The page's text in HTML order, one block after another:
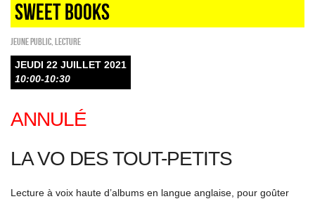
Sweet Books
Jeune public Lecture
JEUDI 22 JUILLET 2021
10:00-10:30
ANNULÉ
LA VO DES TOUT-PETITS
Lecture à voix haute d’albums en langue anglaise, pour goûter